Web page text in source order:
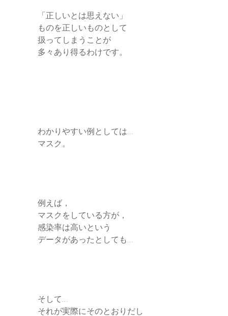
「正しいとは思えない」
ものを正しいものとして
扱ってしまうことが
多々あり得るわけです。
わかりやすい例としては…
マスク。
例えば，
マスクをしている方が，
感染率は高いという
データがあったとしても…
そして…
それが実際にそのとおりだし